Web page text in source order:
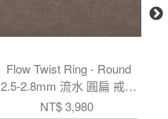
Flow Twist Ring - Round
2.5-2.8mm 流水 圓扁 戒指
中版
NT$ 3,980